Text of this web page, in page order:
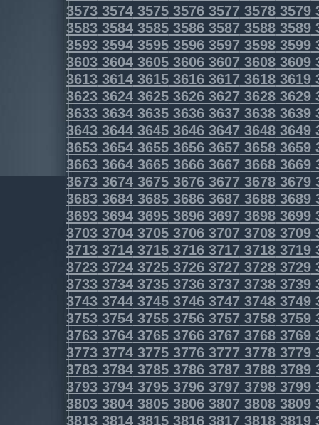
3573357435753576357735783579
3583358435853586358735883589
3593359435953596359735983599
3603360436053606360736083609
3613361436153616361736183619
3623362436253626362736283629
3633363436353636363736383639
3643364436453646364736483649
3653365436553656365736583659
3663366436653666366736683669
3673367436753676367736783679
3683368436853686368736883689
3693369436953696369736983699
3703370437053706370737083709
3713371437153716371737183719
3723372437253726372737283729
3733373437353736373737383739
3743374437453746374737483749
3753375437553756375737583759
3763376437653766376737683769
3773377437753776377737783779
3783378437853786378737883789
3793379437953796379737983799
3803380438053806380738083809
3813381438153816381738183819